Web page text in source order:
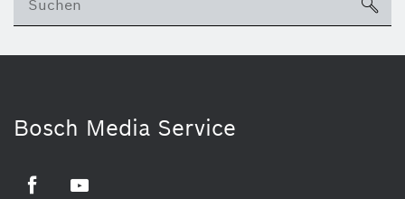
Bosch Media Service